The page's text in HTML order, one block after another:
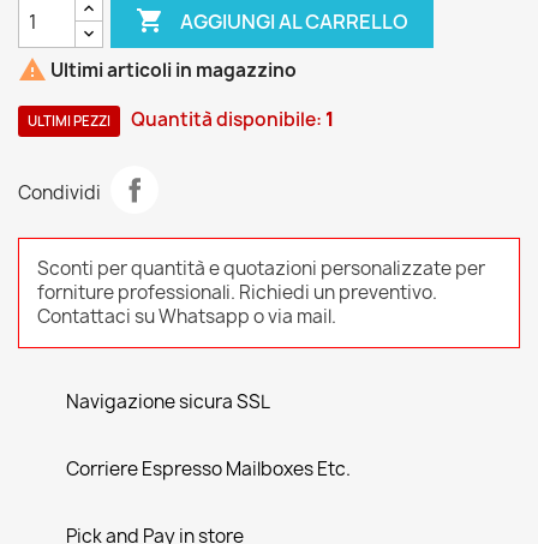
 AGGIUNGI AL CARRELLO
 Ultimi articoli in magazzino
ULTIMI PEZZI Quantità disponibile: 1
Condividi
Sconti per quantità e quotazioni personalizzate per
forniture professionali. Richiedi un preventivo.
Contattaci su Whatsapp o via mail.
Navigazione sicura SSL
Corriere Espresso Mailboxes Etc.
Pick and Pay in store